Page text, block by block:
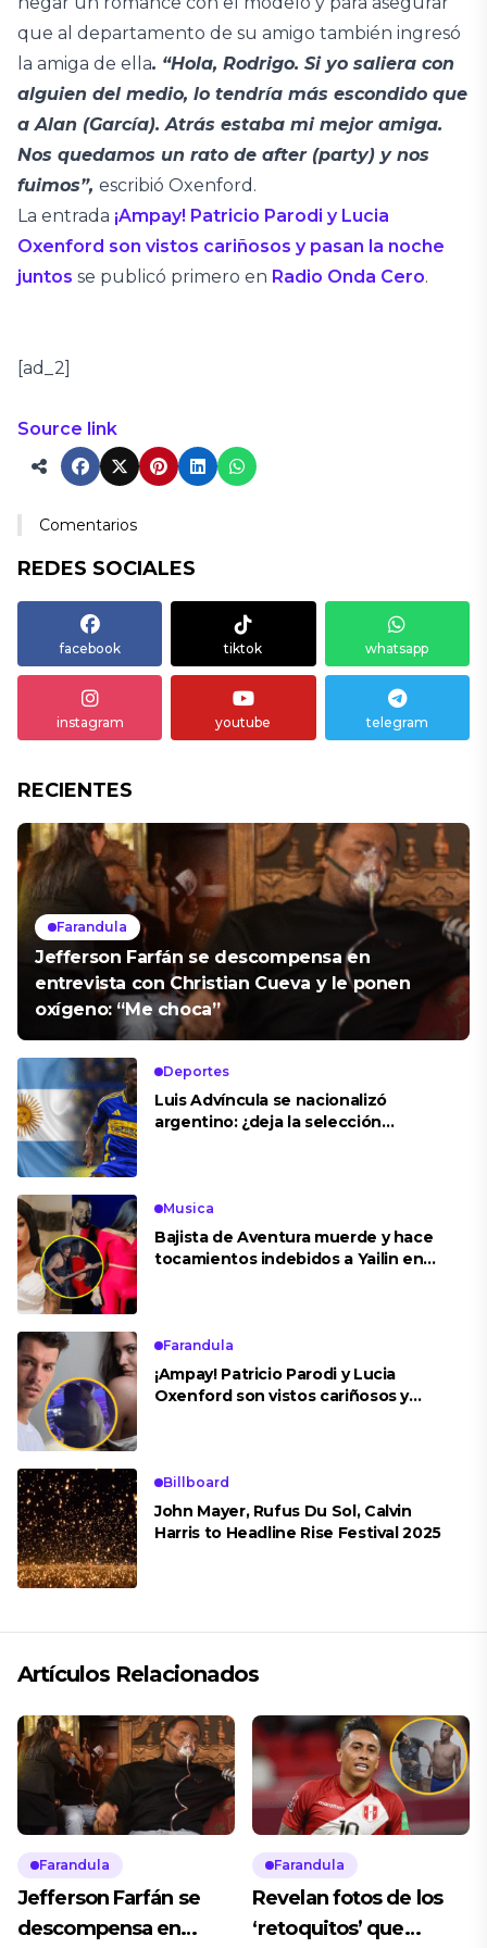
que al departamento de su amigo también ingresó
la amiga de ella. “Hola, Rodrigo. Si yo saliera con
alguien del medio, lo tendría más escondido que
a Alan (García). Atrás estaba mi mejor amiga.
Nos quedamos un rato de after (party) y nos
fuimos”, escribió Oxenford.
La entrada ¡Ampay! Patricio Parodi y Lucia
Oxenford son vistos cariñosos y pasan la noche
juntos se publicó primero en Radio Onda Cero.
[ad_2]
Source link
Comentarios
REDES SOCIALES
facebook tiktok whatsapp
instagram youtube telegram
RECIENTES
Farandula
Jefferson Farfán se descompensa en
entrevista con Christian Cueva y le ponen
oxígeno: “Me choca”
Deportes
Luis Advíncula se nacionalizó
argentino: ¿deja la selección
Musica
Bajista de Aventura muerde y hace
tocamientos indebidos a Yailin en
Farandula
¡Ampay! Patricio Parodi y Lucia
Oxenford son vistos cariñosos y
Billboard
John Mayer, Rufus Du Sol, Calvin
Harris to Headline Rise Festival 2025
Artículos Relacionados
Farandula
Jefferson Farfán se
descompensa en
Farandula
Revelan fotos de los
‘retoquitos’ que